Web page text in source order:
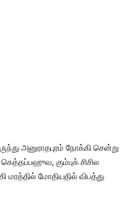
அனுராதபுரம் நோக்கி சென்று
கும்புக் சிசில
மோதியதில் விபத்து